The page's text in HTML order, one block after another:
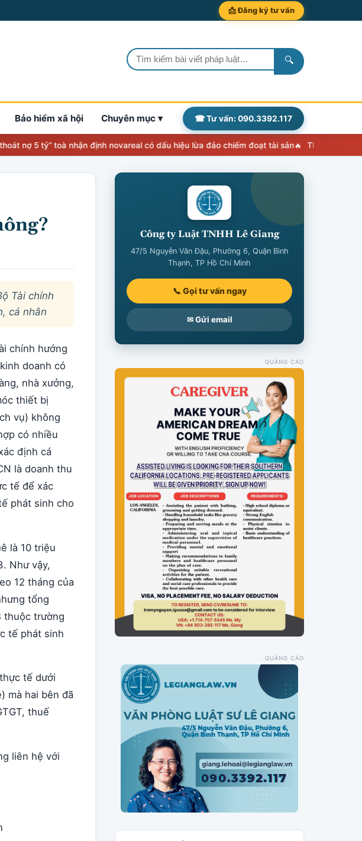
📩 Đăng ký tư vấn
🔍
Bảo hiểm xã hội Chuyên mục ▾ ☎ Tư vấn: 090.3392.117
tỷ” toà nhận định novareal có dấu hiệu lừa đảo chiếm đoạt tài sản Thẩm quyền, nhiệm
Tài chính
cá nhân
chính hướng
doanh có
nhà xưởng,
thiết bị
vụ) không
có nhiều
định cá
là doanh thu
tế để xác
phát sinh cho
là 10 triệu
Như vậy,
12 tháng của
tổng
thuộc trường
tế phát sinh
tế dưới
mà hai bên đã
thuế
liên hệ với
Công ty Luật TNHH Lê Giang
47/5 Nguyễn Văn Đậu, Phường 6, Quận Bình
Thạnh, TP Hồ Chí Minh
📞 Gọi tư vấn ngay
✉ Gửi email
QUẢNG CÁO
QUẢNG CÁO